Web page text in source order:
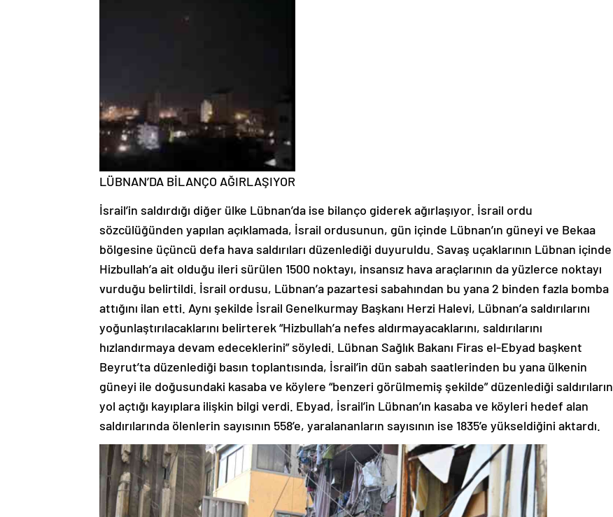
LÜBNAN’DA BİLANÇO AĞIRLAŞIYOR
İsrail’in saldırdığı diğer ülke Lübnan’da ise bilanço giderek ağırlaşıyor. İsrail ordu
sözcülüğünden yapılan açıklamada, İsrail ordusunun, gün içinde Lübnan’ın güneyi ve Bekaa
bölgesine üçüncü defa hava saldırıları düzenlediği duyuruldu. Savaş uçaklarının Lübnan içinde
Hizbullah’a ait olduğu ileri sürülen 1500 noktayı, insansız hava araçlarının da yüzlerce noktayı
vurduğu belirtildi. İsrail ordusu, Lübnan’a pazartesi sabahından bu yana 2 binden fazla bomba
attığını ilan etti. Aynı şekilde İsrail Genelkurmay Başkanı Herzi Halevi, Lübnan’a saldırılarını
yoğunlaştırılacaklarını belirterek “Hizbullah’a nefes aldırmayacaklarını, saldırılarını
hızlandırmaya devam edeceklerini” söyledi. Lübnan Sağlık Bakanı Firas el-Ebyad başkent
Beyrut’ta düzenlediği basın toplantısında, İsrail’in dün sabah saatlerinden bu yana ülkenin
güneyi ile doğusundaki kasaba ve köylere “benzeri görülmemiş şekilde” düzenlediği saldırıların
yol açtığı kayıplara ilişkin bilgi verdi. Ebyad, İsrail’in Lübnan’ın kasaba ve köyleri hedef alan
saldırılarında ölenlerin sayısının 558’e, yaralananların sayısının ise 1835’e yükseldiğini aktardı.